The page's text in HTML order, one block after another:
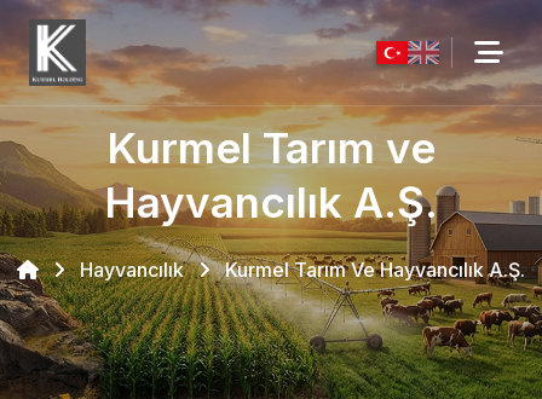
Kurmel Tarım ve
Hayvancılık A.Ş.
Hayvancılık Kurmel Tarım Ve Hayvancılık A.Ş.